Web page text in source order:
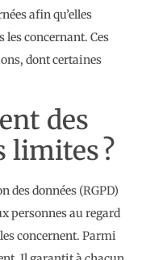
afin qu’elles
les concernant. Ces
dont certaines
des
limites ?
des données (RGPD)
personnes au regard
concernent. Parmi